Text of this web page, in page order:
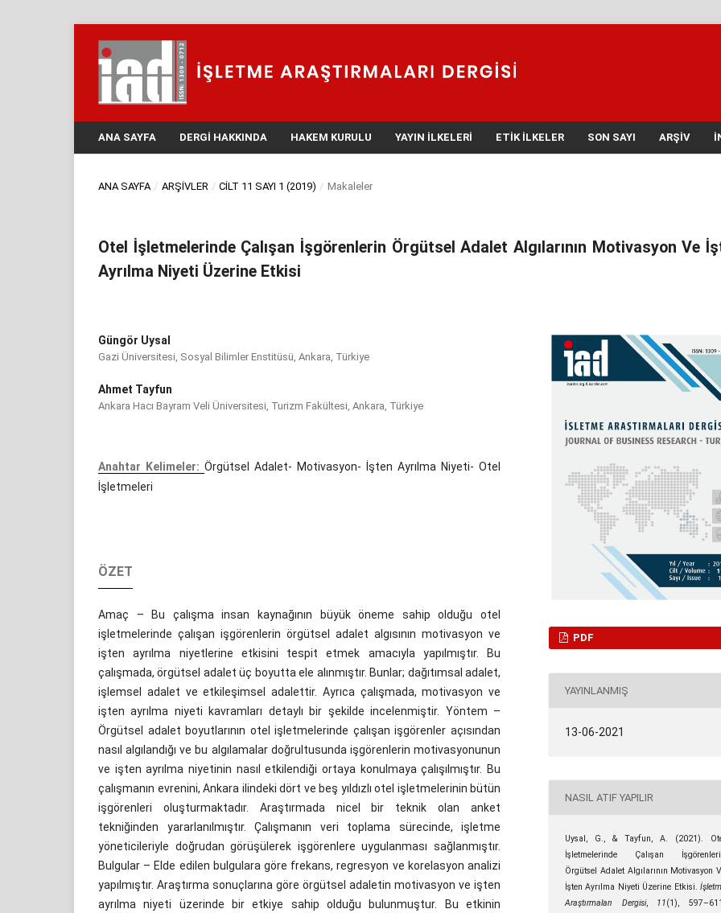
ANA SAYFA DERGI HAKKINDA HAKEM KURULU YAYIN İLKELERI ETIK İLKELER SON SAYI ARŞIV
ANA SAYFA / ARŞIVLER / CILT 11 SAYI 1 (2019) / Makaleler
Otel İşletmelerinde Çalışan İşgörenlerin Örgütsel Adalet Algılarının Motivasyon Ve
Ayrılma Niyeti Üzerine Etkisi
Güngör Uysal
Gazi Üniversitesi, Sosyal Bilimler Enstitüsü, Ankara, Türkiye
Ahmet Tayfun
Ankara Hacı Bayram Veli Üniversitesi, Turizm Fakültesi, Ankara, Türkiye
Anahtar Kelimeler: Örgütsel Adalet- Motivasyon- İşten Ayrılma Niyeti- Otel
İşletmeleri
ÖZET
Amaç – Bu çalışma insan kaynağının büyük öneme sahip olduğu otel
işletmelerinde çalışan işgörenlerin örgütsel adalet algısının motivasyon ve
işten ayrılma niyetlerine etkisini tespit etmek amacıyla yapılmıştır. Bu
çalışmada, örgütsel adalet üç boyutta ele alınmıştır. Bunlar; dağıtımsal adalet,
işlemsel adalet ve etkileşimsel adalettir. Ayrıca çalışmada, motivasyon ve
işten ayrılma niyeti kavramları detaylı bir şekilde incelenmiştir. Yöntem –
Örgütsel adalet boyutlarının otel işletmelerinde çalışan işgörenler açısından
nasıl algılandığı ve bu algılamalar doğrultusunda işgörenlerin motivasyonunun
ve işten ayrılma niyetinin nasıl etkilendiği ortaya konulmaya çalışılmıştır. Bu
çalışmanın evrenini, Ankara ilindeki dört ve beş yıldızlı otel işletmelerinin bütün
işgörenleri oluşturmaktadır. Araştırmada nicel bir teknik olan anket
tekniğinden yararlanılmıştır. Çalışmanın veri toplama sürecinde, işletme
yöneticileriyle doğrudan görüşülerek işgörenlere uygulanması sağlanmıştır.
Bulgular – Elde edilen bulgulara göre frekans, regresyon ve korelasyon analizi
yapılmıştır. Araştırma sonuçlarına göre örgütsel adaletin motivasyon ve işten
ayrılma niyeti üzerinde bir etkiye sahip olduğu bulunmuştur. Bu etkinin
PDF
YAYINLANMIŞ
13-06-2021
NASIL ATIF YAPILIR
Uysal, G., & Tayfun, A. (2021).
İşletmelerinde Çalışan
Örgütsel Adalet Algılarının Motivasyon
İşten Ayrılma Niyeti Üzerine Etkisi.
Araştırmaları Dergisi, 11(1),